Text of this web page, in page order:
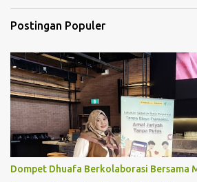
Postingan Populer
Dompet Dhuafa Berkolaborasi Bersama